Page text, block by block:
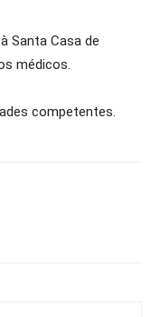
Santa Casa de
médicos.
competentes.